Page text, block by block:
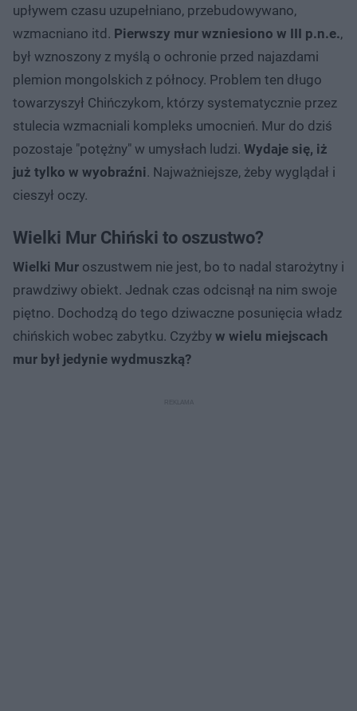
upływem czasu uzupełniano, przebudowywano,
wzmacniano itd. Pierwszy mur wzniesiono w III p.n.e.,
był wznoszony z myślą o ochronie przed najazdami
plemion mongolskich z północy. Problem ten długo
towarzyszył Chińczykom, którzy systematycznie przez
stulecia wzmacniali kompleks umocnień. Mur do dziś
pozostaje "potężny" w umysłach ludzi. Wydaje się, iż
już tylko w wyobraźni. Najważniejsze, żeby wyglądał i
cieszył oczy.
Wielki Mur Chiński to oszustwo?
Wielki Mur oszustwem nie jest, bo to nadal starożytny i
prawdziwy obiekt. Jednak czas odcisnął na nim swoje
piętno. Dochodzą do tego dziwaczne posunięcia władz
chińskich wobec zabytku. Czyżby w wielu miejscach
mur był jedynie wydmuszką?